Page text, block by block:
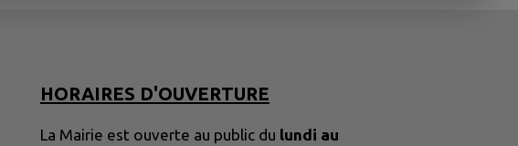
HORAIRES D'OUVERTURE
La Mairie est ouverte au public du lundi au